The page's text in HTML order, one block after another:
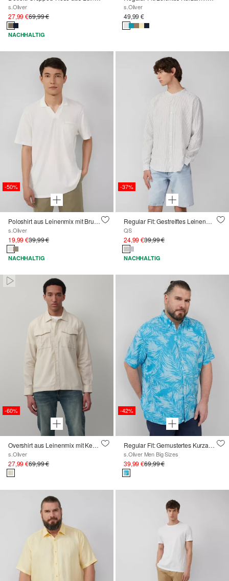
s.Oliver
27,99 €69,99 €
NACHHALTIG
s.Oliver
49,99 €
-50%
Poloshirt aus Leinenmix mit Brusttasche
s.Oliver
19,99 €39,99 €
NACHHALTIG
-37%
Regular Fit: Gestreiftes Leinenmix-Hemd mit Krempelärmeln
QS
24,99 €39,99 €
NACHHALTIG
Pausiert • Stumm
-60%
Overshirt aus Leinenmix mit Kentkragen
s.Oliver
27,99 €69,99 €
-42%
Regular Fit: Gemustertes Kurzarmhemd aus Leinen
s.Oliver Men Big Sizes
39,99 €69,99 €